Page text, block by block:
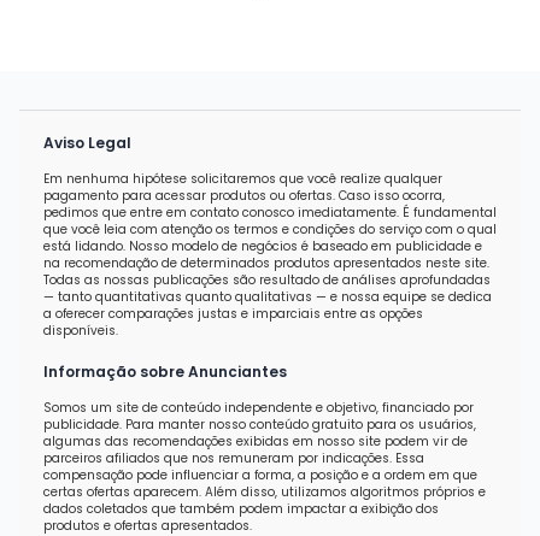
Aviso Legal
Em nenhuma hipótese solicitaremos que você realize qualquer
pagamento para acessar produtos ou ofertas. Caso isso ocorra,
pedimos que entre em contato conosco imediatamente. É fundamental
que você leia com atenção os termos e condições do serviço com o qual
está lidando. Nosso modelo de negócios é baseado em publicidade e
na recomendação de determinados produtos apresentados neste site.
Todas as nossas publicações são resultado de análises aprofundadas
— tanto quantitativas quanto qualitativas — e nossa equipe se dedica
a oferecer comparações justas e imparciais entre as opções
disponíveis.
Informação sobre Anunciantes
Somos um site de conteúdo independente e objetivo, financiado por
publicidade. Para manter nosso conteúdo gratuito para os usuários,
algumas das recomendações exibidas em nosso site podem vir de
parceiros afiliados que nos remuneram por indicações. Essa
compensação pode influenciar a forma, a posição e a ordem em que
certas ofertas aparecem. Além disso, utilizamos algoritmos próprios e
dados coletados que também podem impactar a exibição dos
produtos e ofertas apresentados.